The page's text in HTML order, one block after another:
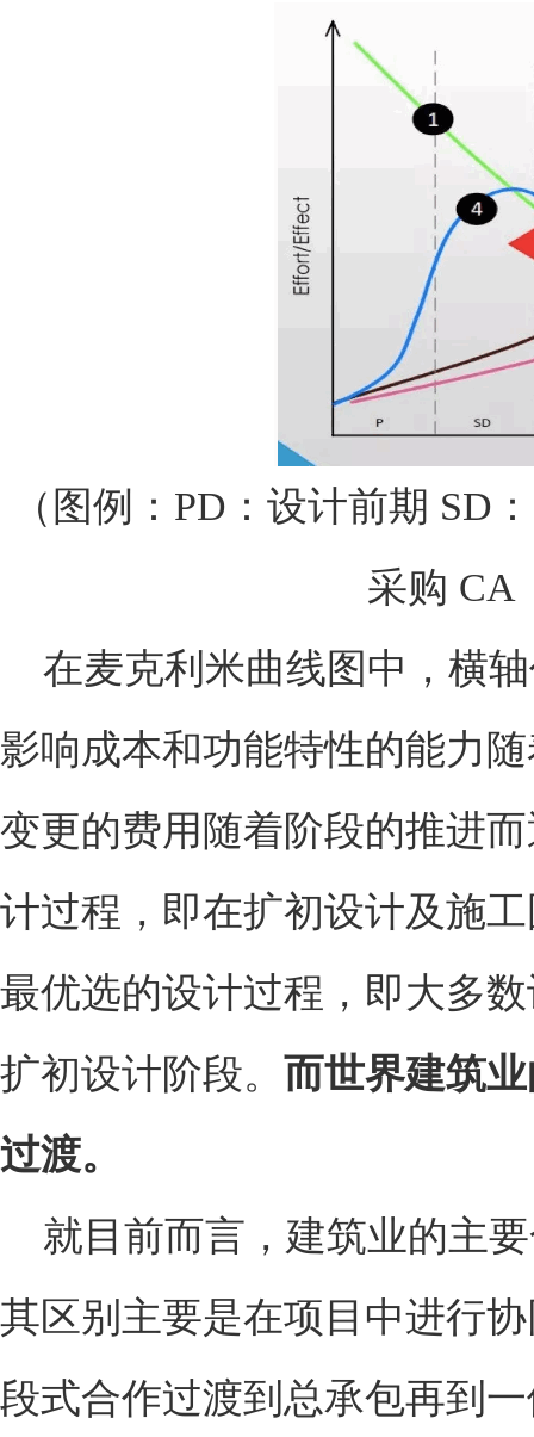
（图例：PD：设计前期 SD
采购 CA
在麦克利米曲线图中，横
影响成本和功能特性的能力
变更的费用随着阶段的推进
计过程，即在扩初设计及施
最优选的设计过程，即大多
扩初设计阶段。 而世界建筑
过渡。
就目前而言，建筑业的主
其区别主要是在项目中进行
段式合作过渡到总承包再到